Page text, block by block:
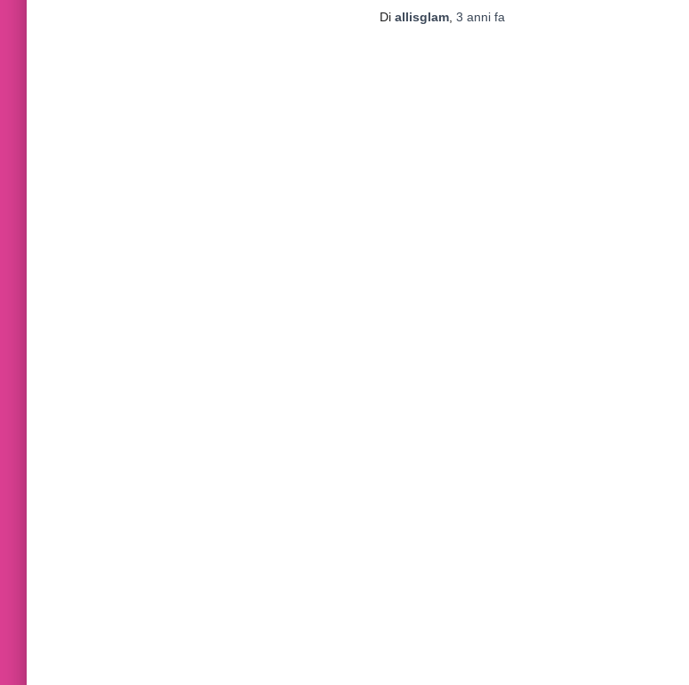
Di allisglam 3 anni fa